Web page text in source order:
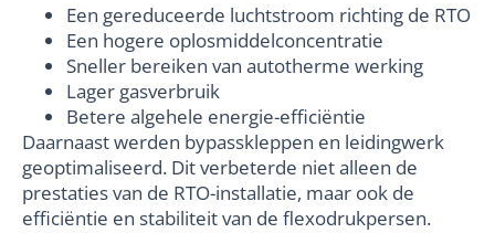
Een gereduceerde luchtstroom richting de RTO
Een hogere oplosmiddelconcentratie
Sneller bereiken van autotherme werking
Lager gasverbruik
Betere algehele energie-efficiëntie
Daarnaast werden bypasskleppen en leidingwerk
geoptimaliseerd. Dit verbeterde niet alleen de
prestaties van de RTO-installatie, maar ook de
efficiëntie en stabiliteit van de flexodrukpersen.